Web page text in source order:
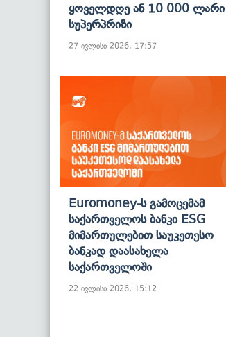
Ყოველდღე Ან 10 000 Ლარი
Სუპერპრიზი
27 ივლისი 2026, 17:57
Euromoney-Ს Გამოცემამ
Საქართველოს Ბანკი ESG
Მიმართულებით Საუკეთესო
Ბანკად Დაასახელა
Საქართველოში
22 ივლისი 2026, 15:12